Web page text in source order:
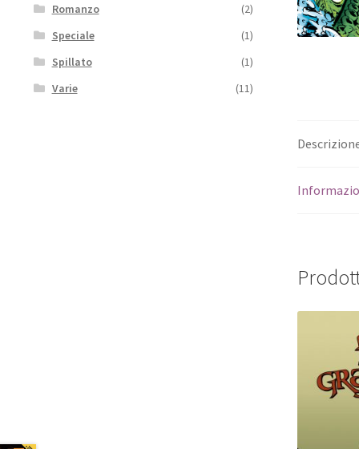
Romanzo
(2)
Speciale
(1)
Spillato
(1)
Varie
(11)